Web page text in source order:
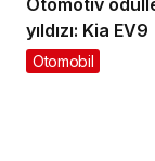
yıldızı: Kia EV9
Otomobil